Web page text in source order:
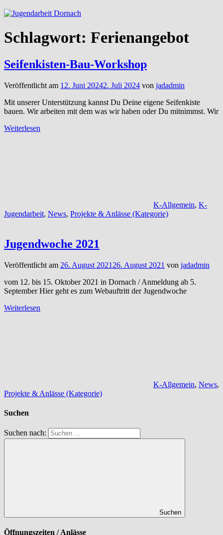
Schlagwort: Ferienangebot
Seifenkisten-Bau-Workshop
Veröffentlicht am 12. Juni 20242. Juli 2024 von jadadmin
Mit unserer Unterstützung kannst Du Deine eigene Seifenkiste
bauen. Wir arbeiten mit dem was wir haben oder Du mitnimmst. Wir
Weiterlesen
K-Allgemein, K-
Jugendarbeit, News, Projekte & Anlässe (Kategorie)
Jugendwoche 2021
Veröffentlicht am 26. August 2021 26. August 2021 von jadadmin
vom 12. bis 15. Oktober 2021 in Dornach / Anmeldung ab 5.
September Hier geht es zum Webauftritt der Jugendwoche
Weiterlesen
K-Allgemein, News,
Projekte & Anlässe (Kategorie)
Suchen
Suchen nach:
Suchen
Öffnungszeiten / Anlässe